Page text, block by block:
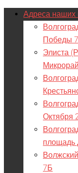
Адреса наших
Победы
Элиста
Октября
площадь
7Б